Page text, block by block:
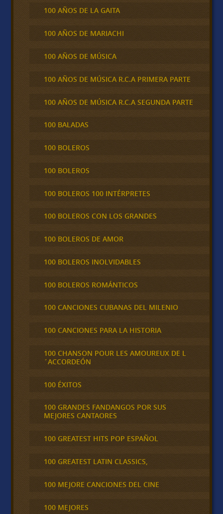
100 AÑOS DE LA GAITA
100 AÑOS DE MARIACHI
100 AÑOS DE MÚSICA
100 AÑOS DE MÚSICA R.C.A PRIMERA PARTE
100 AÑOS DE MÚSICA R.C.A SEGUNDA PARTE
100 BALADAS
100 BOLEROS
100 BOLEROS
100 BOLEROS 100 INTÉRPRETES
100 BOLEROS CON LOS GRANDES
100 BOLEROS DE AMOR
100 BOLEROS INOLVIDABLES
100 BOLEROS ROMÁNTICOS
100 CANCIONES CUBANAS DEL MILENIO
100 CANCIONES PARA LA HISTORIA
100 CHANSON POUR LES AMOUREUX DE L
´ACCORDEÓN
100 ÉXITOS
100 GRANDES FANDANGOS POR SUS
MEJORES CANTAORES
100 GREATEST HITS POP ESPAÑOL
100 GREATEST LATIN CLASSICS,
100 MEJORE CANCIONES DEL CINE
100 MEJORES